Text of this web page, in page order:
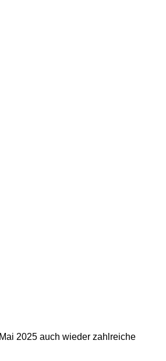
2025 auch wieder zahlreiche